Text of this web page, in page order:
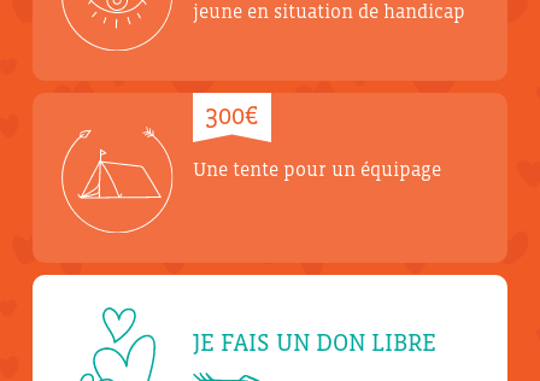
jeune en situation de handicap
300€
Une tente pour un équipage
JE FAIS UN DON LIBRE